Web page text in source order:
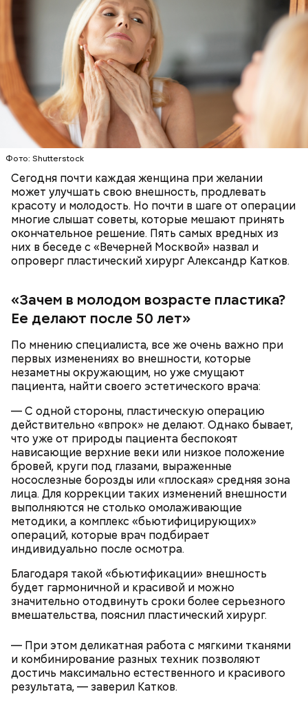
Фото: Shutterstock
Сегодня почти каждая женщина при желании
может улучшать свою внешность, продлевать
красоту и молодость. Но почти в шаге от операции
многие слышат советы, которые мешают принять
окончательное решение. Пять самых вредных из
них в беседе с «Вечерней Москвой» назвал и
опроверг пластический хирург Александр Катков.
«Зачем в молодом возрасте пластика?
Ее делают после 50 лет»
По мнению специалиста, все же очень важно при
первых изменениях во внешности, которые
незаметны окружающим, но уже смущают
пациента, найти своего эстетического врача:
— С одной стороны, пластическую операцию
действительно «впрок» не делают. Однако бывает,
что уже от природы пациента беспокоят
нависающие верхние веки или низкое положение
бровей, круги под глазами, выраженные
носослезные борозды или «плоская» средняя зона
лица. Для коррекции таких изменений внешности
выполняются не столько омолаживающие
методики, а комплекс «бьютифицирующих»
операций, которые врач подбирает
индивидуально после осмотра.
Благодаря такой «бьютификации» внешность
будет гармоничной и красивой и можно
значительно отодвинуть сроки более серьезного
вмешательства, пояснил пластический хирург.
— При этом деликатная работа с мягкими тканями
и комбинирование разных техник позволяют
достичь максимально естественного и красивого
результата, — заверил Катков.
Ингредиенты:
кабачок;
лук;
растительное масло;
соль, перец по вкусу;
свежий базилик;
сливки жирностью 20 процентов.
— Курица сначала обжаривается с небольшим
количеством масла и лука на сковороде. Затем ее
нужно отправить в глубокий противень. Сверху
кладем кабачки, нарезанные крупным кубиком, —
порекомендовал собеседник «ВМ».
При выборе дыни эксперт посоветовала
ориентироваться на запах:
— Она должна приятно пахнуть. Если дыня не
пахнет, значит, ее созревание ускорили или
сорвали недозревшей. Она может быть мягкой, но
будет безвкусной.
Кроме того, специалист не советует покупать
дыню с вмятиной или перележавшую в магазине
долгое время: